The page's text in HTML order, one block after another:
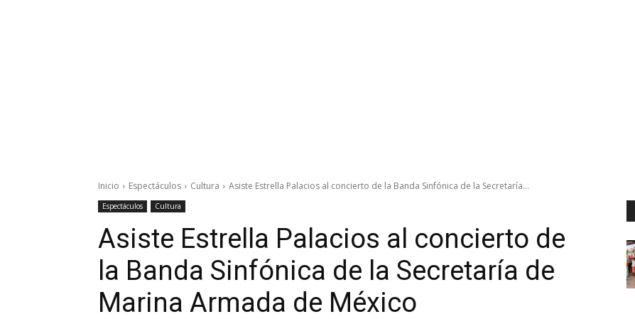
Inicio Espectáculos Cultura Asiste Estrella Palacios al concierto de la Banda Sinfónica de la Secretaría...
Espectáculos Cultura
Asiste Estrella Palacios al concierto de
la Banda Sinfónica de la Secretaría de
Marina Armada de México